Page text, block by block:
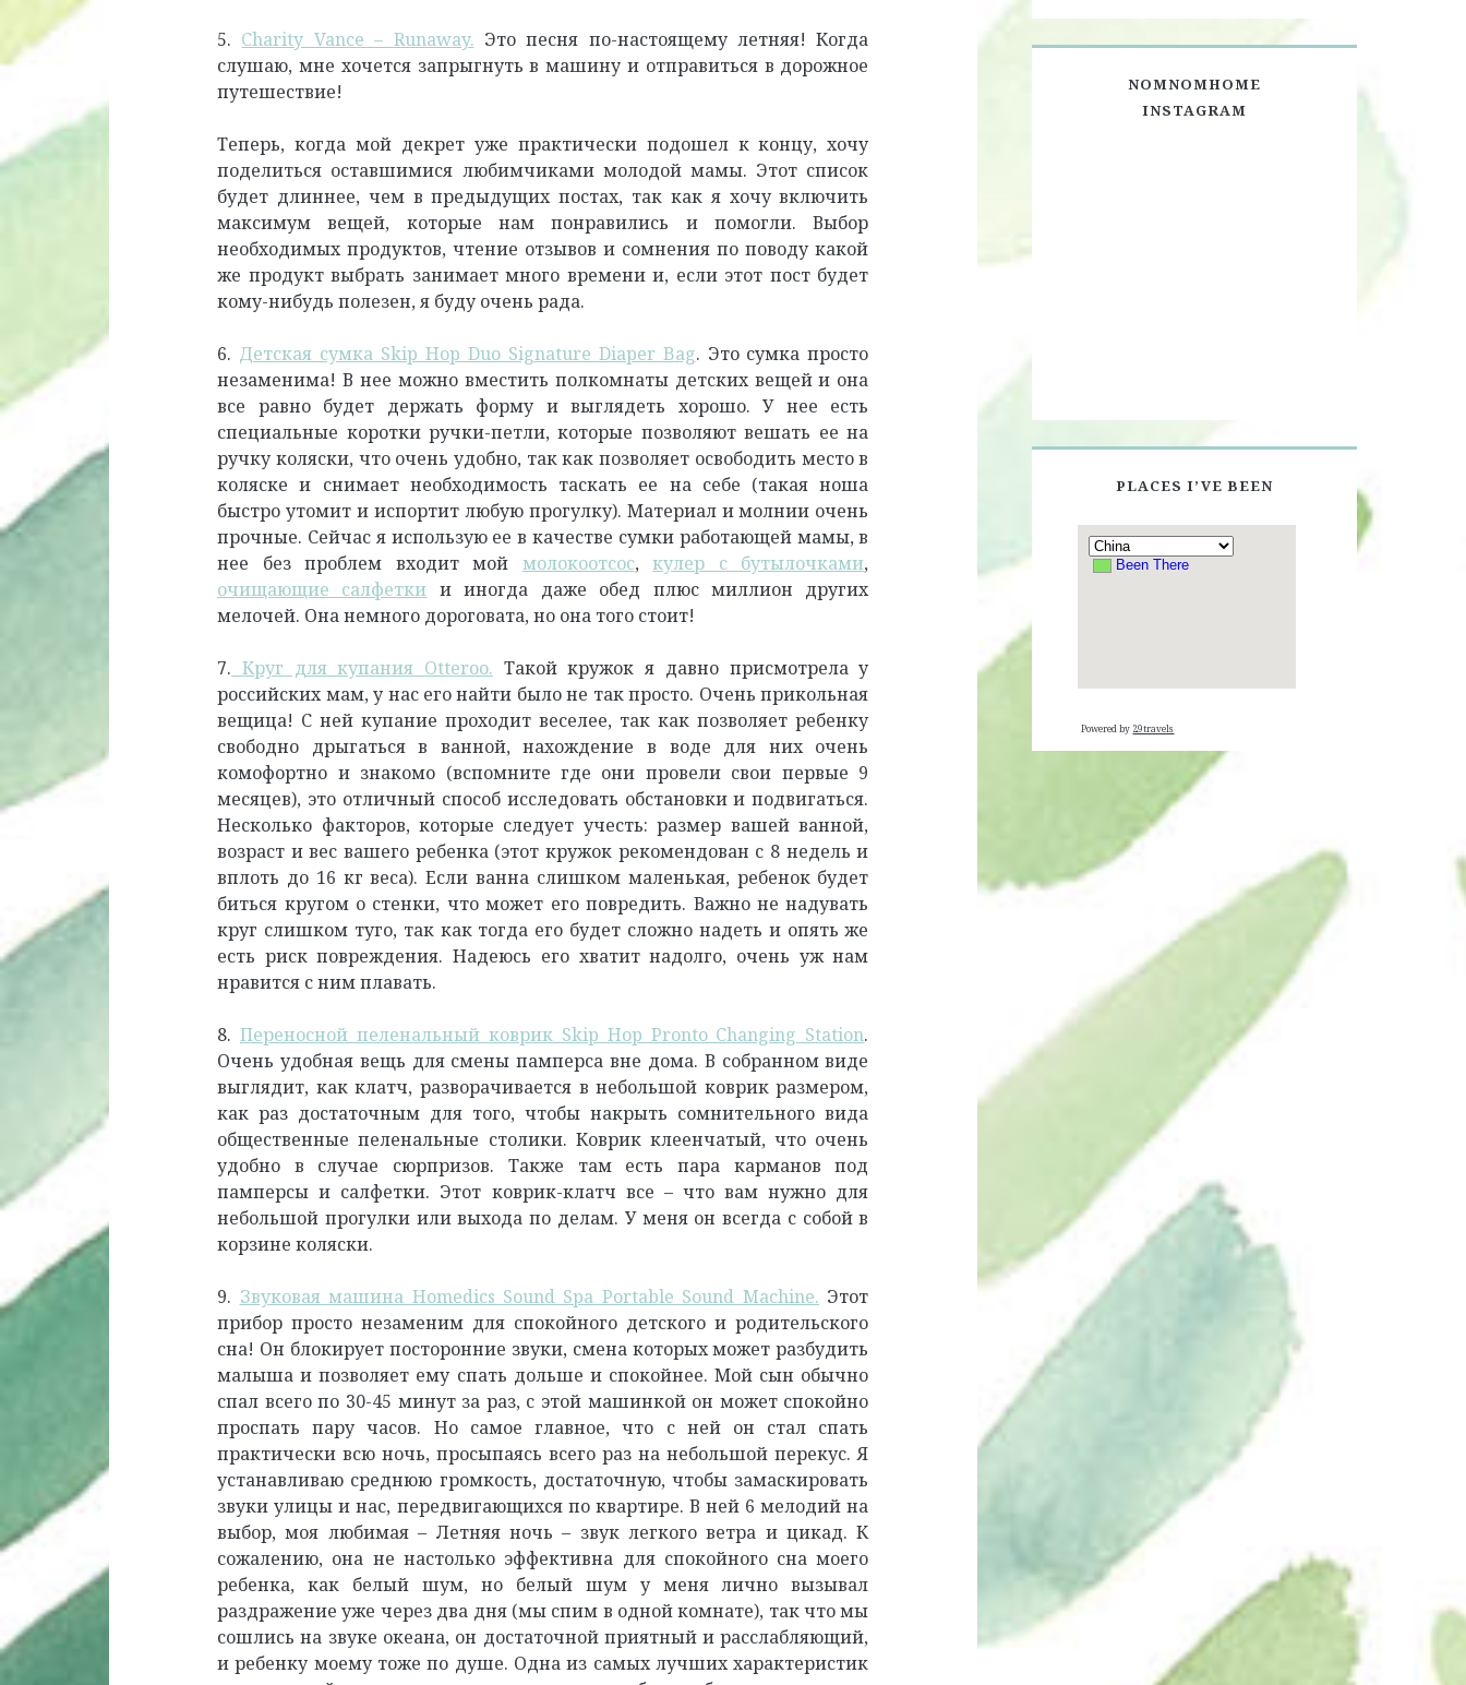
5. Charity Vance – Runaway. Это песня по-настоящему летняя! Когда
слушаю, мне хочется запрыгнуть в машину и отправиться в дорожное
путешествие!
Теперь, когда мой декрет уже практически подошел к концу, хочу
поделиться оставшимися любимчиками молодой мамы. Этот список
будет длиннее, чем в предыдущих постах, так как я хочу включить
максимум вещей, которые нам понравились и помогли. Выбор
необходимых продуктов, чтение отзывов и сомнения по поводу какой
же продукт выбрать занимает много времени и, если этот пост будет
кому-нибудь полезен, я буду очень рада.
6. Детская сумка Skip Hop Duo Signature Diaper Bag. Это сумка просто
незаменима! В нее можно вместить полкомнаты детских вещей и она
все равно будет держать форму и выглядеть хорошо. У нее есть
специальные коротки ручки-петли, которые позволяют вешать ее на
ручку коляски, что очень удобно, так как позволяет освободить место в
коляске и снимает необходимость таскать ее на себе (такая ноша
быстро утомит и испортит любую прогулку). Материал и молнии очень
прочные. Сейчас я использую ее в качестве сумки работающей мамы, в
нее без проблем входит мой молокоотсос,кулер с бутылочками,
очищающие салфетки и иногда даже обед плюс миллион других
мелочей. Она немного дороговата, но она того стоит!
7. Круг для купания Otteroo. Такой кружок я давно присмотрела у
российских мам, у нас его найти было не так просто. Очень прикольная
вещица! С ней купание проходит веселее, так как позволяет ребенку
свободно дрыгаться в ванной, нахождение в воде для них очень
комофортно и знакомо (вспомните где они провели свои первые 9
месяцев), это отличный способ исследовать обстановки и подвигаться.
Несколько факторов, которые следует учесть: размер вашей ванной,
возраст и вес вашего ребенка (этот кружок рекомендован с 8 недель и
вплоть до 16 кг веса). Если ванна слишком маленькая, ребенок будет
биться кругом о стенки, что может его повредить. Важно не надувать
круг слишком туго, так как тогда его будет сложно надеть и опять же
есть риск повреждения. Надеюсь его хватит надолго, очень уж нам
нравится с ним плавать.
8. Переносной пеленальный коврик Skip Hop Pronto Changing Station.
Очень удобная вещь для смены памперса вне дома. В собранном виде
выглядит, как клатч, разворачивается в небольшой коврик размером,
как раз достаточным для того, чтобы накрыть сомнительного вида
общественные пеленальные столики. Коврик клеенчатый, что очень
удобно в случае сюрпризов. Также там есть пара карманов под
памперсы и салфетки. Этот коврик-клатч все – что вам нужно для
небольшой прогулки или выхода по делам. У меня он всегда с собой в
корзине коляски.
9. Звуковая машина Homedics Sound Spa Portable Sound Machine. Этот
прибор просто незаменим для спокойного детского и родительского
сна! Он блокирует посторонние звуки, смена которых может разбудить
малыша и позволяет ему спать дольше и спокойнее. Мой сын обычно
спал всего по 30-45 минут за раз, с этой машинкой он может спокойно
проспать пару часов. Но самое главное, что с ней он стал спать
практически всю ночь, просыпаясь всего раз на небольшой перекус. Я
устанавливаю среднюю громкость, достаточную, чтобы замаскировать
звуки улицы и нас, передвигающихся по квартире. В ней 6 мелодий на
выбор, моя любимая – Летняя ночь – звук легкого ветра и цикад. К
сожалению, она не настолько эффективна для спокойного сна моего
ребенка, как белый шум, но белый шум у меня лично вызывал
раздражение уже через два дня (мы спим в одной комнате), так что мы
сошлись на звуке океана, он достаточной приятный и расслабляющий,
и ребенку моему тоже по душе. Одна из самых лучших характеристик
NOMNOMHOME
INSTAGRAM
PLACES I’VE BEEN
Powered by 29travels